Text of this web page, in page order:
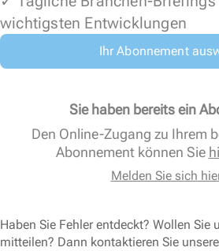
wichtigsten Entwicklungen
Ihr Abonnement
Sie haben bereits ein
Den Online-Zugang zu Ihrem
Abonnement können Sie
Melden Sie sich
Haben Sie Fehler entdeckt? Wollen Sie
mitteilen? Dann kontaktieren Sie